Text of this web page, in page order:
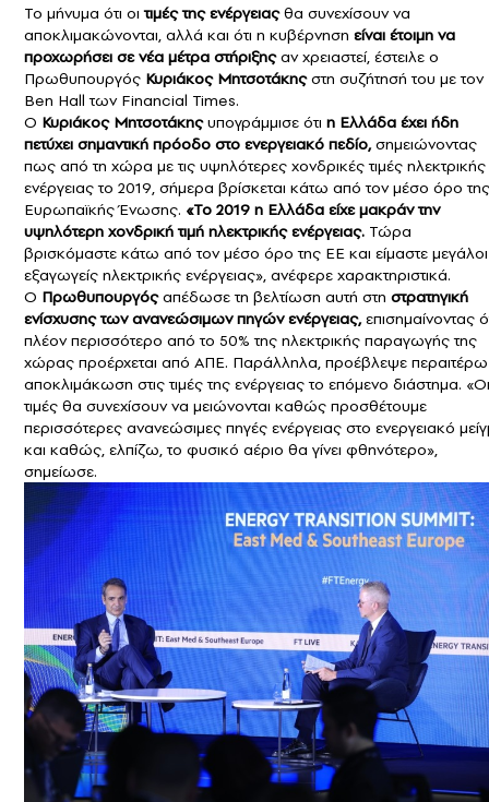
Το μήνυμα ότι οι τιμές της ενέργειας θα συνεχίσουν να
αποκλιμακώνονται, αλλά και ότι η κυβέρνηση είναι έτοιμη να
προχωρήσει σε νέα μέτρα στήριξηςαν χρειαστεί, έστειλε ο
Πρωθυπουργός Κυριάκος Μητσοτάκηςστη συζήτησή του με τον
Ben Hall των Financial Times.
Ο Κυριάκος Μητσοτάκης υπογράμμισε ότι η Ελλάδα έχει ήδη
πετύχει σημαντική πρόοδο στο ενεργειακό πεδίο,σημειώνοντας
πως από τη χώρα με τις υψηλότερες χονδρικές τιμές ηλεκτρικής
ενέργειας το 2019, σήμερα βρίσκεται κάτω από τον μέσο όρο της
Ευρωπαϊκής Ένωσης. «Το 2019 η Ελλάδα είχε μακράν την
υψηλότερη χονδρική τιμή ηλεκτρικής ενέργειας. Τώρα
βρισκόμαστε κάτω από τον μέσο όρο της ΕΕ και είμαστε μεγάλοι
εξαγωγείς ηλεκτρικής ενέργειας», ανέφερε χαρακτηριστικά.
Ο Πρωθυπουργόςαπέδωσε τη βελτίωση αυτή στη στρατηγική
ενίσχυσης των ανανεώσιμων πηγών ενέργειας,επισημαίνοντας
πλέον περισσότερο από το 50% της ηλεκτρικής παραγωγής της
χώρας προέρχεται από ΑΠΕ. Παράλληλα, προέβλεψε περαιτέρω
αποκλιμάκωση στις τιμές της ενέργειας το επόμενο διάστημα. «Οι
τιμές θα συνεχίσουν να μειώνονται καθώς προσθέτουμε
περισσότερες ανανεώσιμες πηγές ενέργειας στο ενεργειακό
και καθώς, ελπίζω, το φυσικό αέριο θα γίνει φθηνότερο»,
σημείωσε.